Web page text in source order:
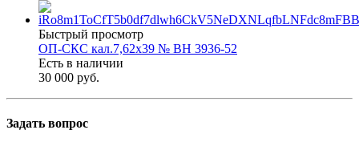
Быстрый просмотр
ОП-СКС кал.7,62х39 № ВН 3936-52
Есть в наличии
30 000 руб.
Задать вопрос